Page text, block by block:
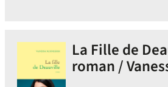
La Fille de
roman /